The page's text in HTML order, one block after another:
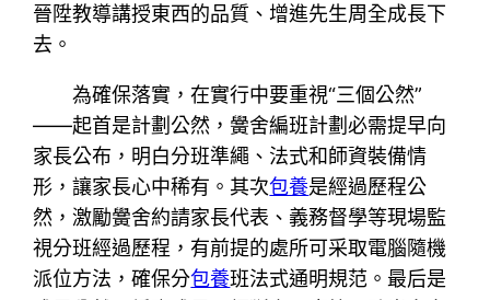
晉陞教導講授東西的品質、增進先生周全成長下
去。
為確保落實，在實行中要重視“三個公然”
——起首是計劃公然，黌舍編班計劃必需提早向
家長公布，明白分班準繩、法式和師資裝備情
形，讓家長心中稀有。其次包養是經過歷程公
然，激勵黌舍約請家長代表、義務督學等現場監
視分班經過歷程，有前提的處所可采取電腦隨機
派位方法，確保分包養班法式通明規范。最后是